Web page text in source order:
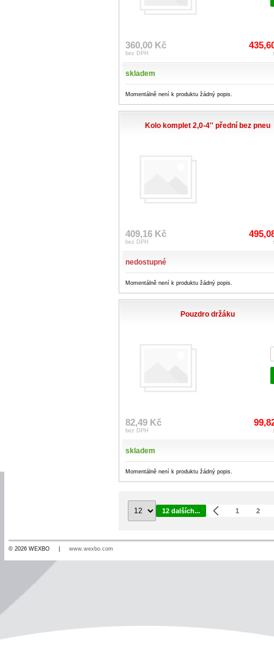
360,00 Kč
bez DPH
skladem
Momentálně není k produktu žádný popis.
Kolo komplet 2,0-4'' přední bez pneu
409,16 Kč
bez DPH
nedostupné
Momentálně není k produktu žádný popis.
Pouzdro držáku
82,49 Kč
bez DPH
skladem
Momentálně není k produktu žádný popis.
12 dalších... 1 2
© 2026 WEXBO | www.wexbo.com